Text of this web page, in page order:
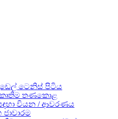
ටෙනිස් පිටිය
කෘතිම තණකොළ
වියන / ආවරණය